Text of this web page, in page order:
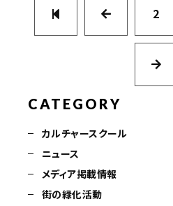
2
CATEGORY
カルチャースクール
ニュース
メディア掲載情報
街の緑化活動